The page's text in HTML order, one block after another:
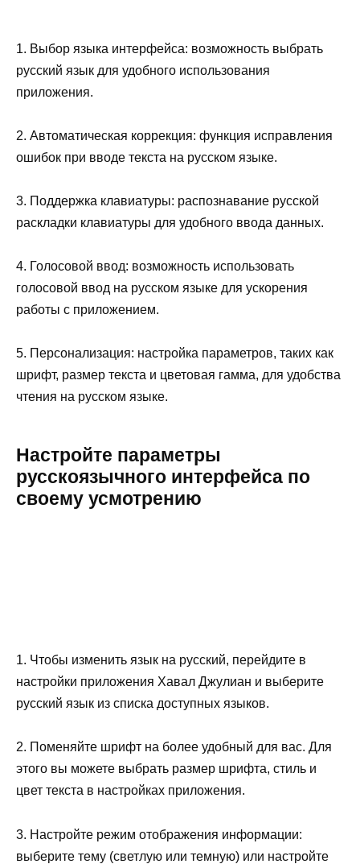
1. Выбор языка интерфейса: возможность выбрать
русский язык для удобного использования
приложения.
2. Автоматическая коррекция: функция исправления
ошибок при вводе текста на русском языке.
3. Поддержка клавиатуры: распознавание русской
раскладки клавиатуры для удобного ввода данных.
4. Голосовой ввод: возможность использовать
голосовой ввод на русском языке для ускорения
работы с приложением.
5. Персонализация: настройка параметров, таких как
шрифт, размер текста и цветовая гамма, для удобства
чтения на русском языке.
Настройте параметры
русскоязычного интерфейса по
своему усмотрению
1. Чтобы изменить язык на русский, перейдите в
настройки приложения Хавал Джулиан и выберите
русский язык из списка доступных языков.
2. Поменяйте шрифт на более удобный для вас. Для
этого вы можете выбрать размер шрифта, стиль и
цвет текста в настройках приложения.
3. Настройте режим отображения информации:
выберите тему (светлую или темную) или настройте